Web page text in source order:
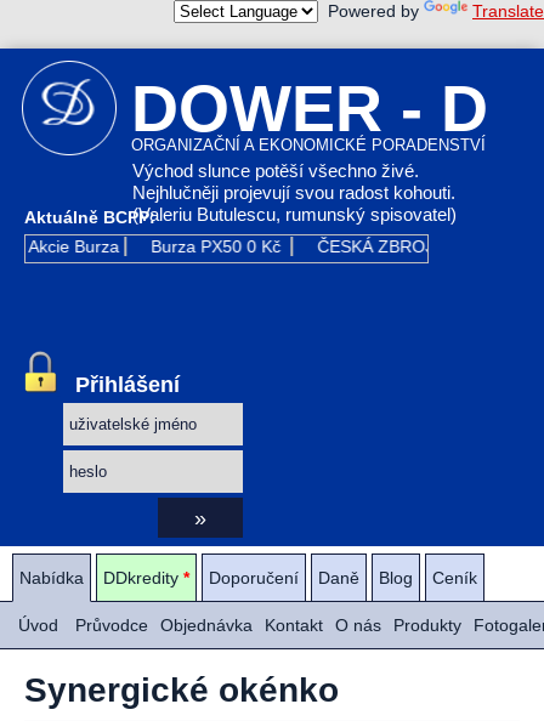
Powered by Translate
DOWER - D
ORGANIZAČNÍ A EKONOMICKÉ PORADENSTVÍ
Východ slunce potěší všechno živé.
Nejhlučněji projevují svou radost kohouti.
(Valeriu Butulescu, rumunský spisovatel)
Aktuálně BCPP:
Akcie Burza
Burza PX50 0 Kč ČESKÁ ZBROJOVKA GR
Přihlášení
Nabídka DDkredity * Doporučení Daně Blog Ceník
Úvod Průvodce Objednávka Kontakt O nás Produkty
Synergické okénko